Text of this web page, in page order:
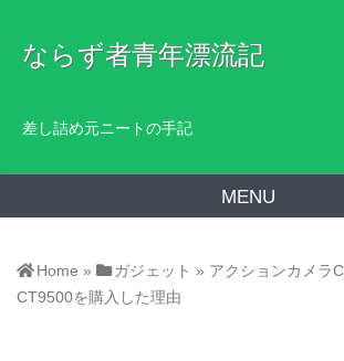
ならず者青年漂流記
差し詰め元ニートの手記
MENU
Home » ガジェット » アクションカメラ
CT9500を購入した理由